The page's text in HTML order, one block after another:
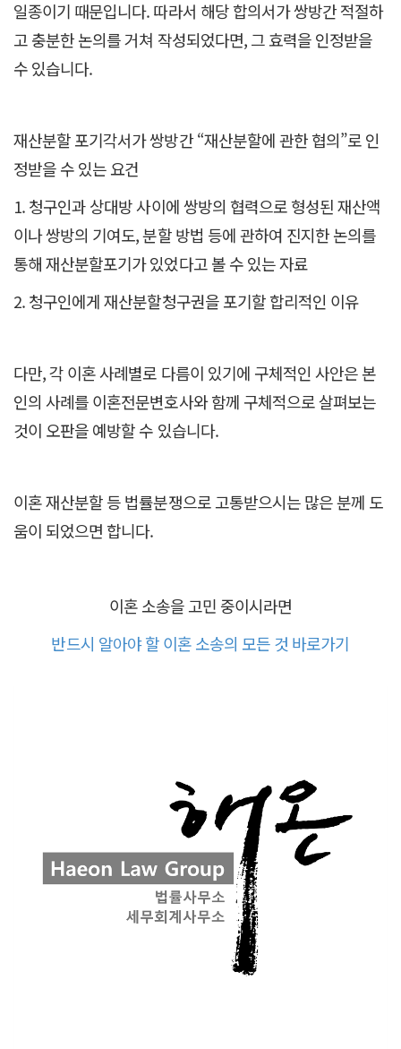
일종이기 때문입니다. 따라서 해당 합의서가 쌍방간 적절하
고 충분한 논의를 거쳐 작성되었다면, 그 효력을 인정받을
수 있습니다.
재산분할 포기각서가 쌍방간 “재산분할에 관한 협의”로 인
정받을 수 있는 요건
1. 청구인과 상대방 사이에 쌍방의 협력으로 형성된 재산액
이나 쌍방의 기여도, 분할 방법 등에 관하여 진지한 논의를
통해 재산분할포기가 있었다고 볼 수 있는 자료
2. 청구인에게 재산분할청구권을 포기할 합리적인 이유
다만, 각 이혼 사례별로 다름이 있기에 구체적인 사안은 본
인의 사례를 이혼전문변호사와 함께 구체적으로 살펴보는
것이 오판을 예방할 수 있습니다.
이혼 재산분할 등 법률분쟁으로 고통받으시는 많은 분께 도
움이 되었으면 합니다.
이혼 소송을 고민 중이시라면
반드시 알아야 할 이혼 소송의 모든 것 바로가기